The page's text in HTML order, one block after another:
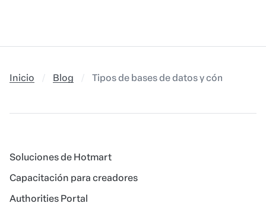
Inicio Blog Tipos de bases de datos y cómo
Soluciones de Hotmart
Capacitación para creadores
Authorities Portal